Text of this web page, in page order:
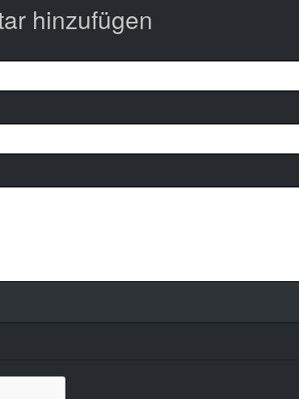
hinzufügen